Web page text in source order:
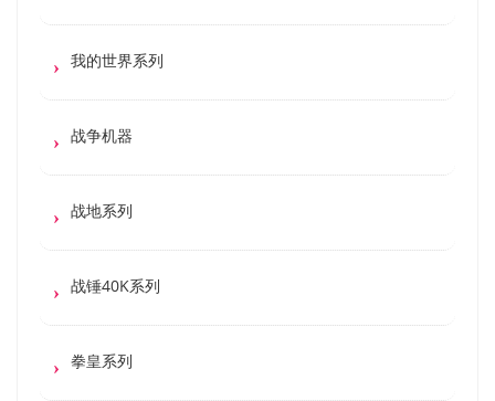
我的世界系列
战争机器
战地系列
战锤40K系列
拳皇系列